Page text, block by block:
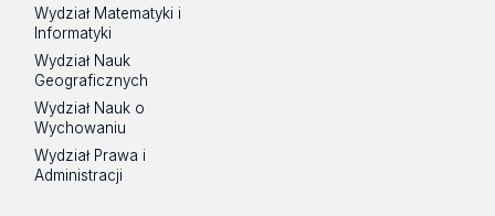
Wydział Matematyki i
Informatyki
Wydział Nauk
Geograficznych
Wydział Nauk o
Wychowaniu
Wydział Prawa i
Administracji